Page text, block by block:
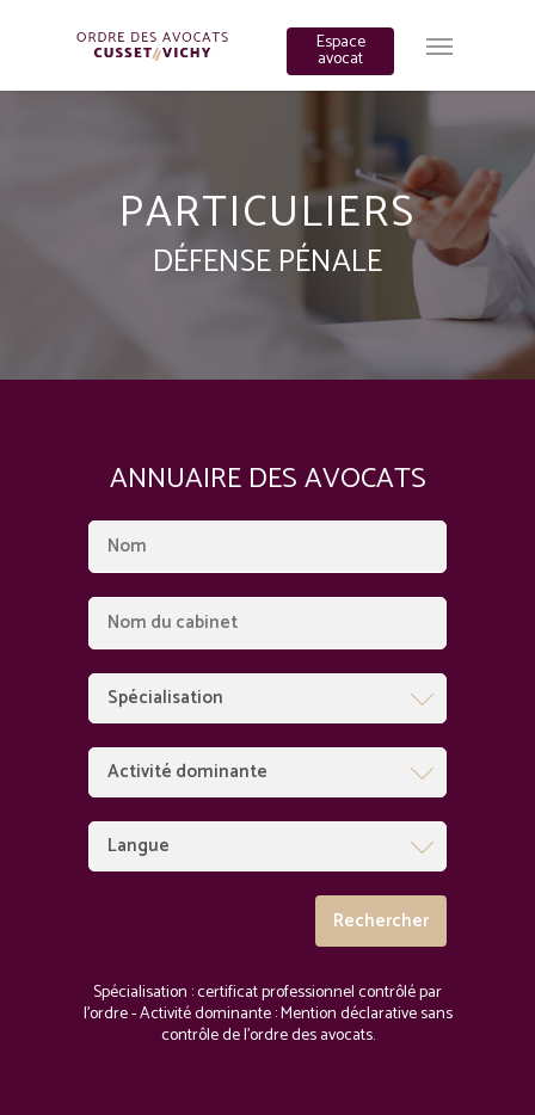
Espace
avocat
PARTICULIERS
DÉFENSE PÉNALE
ANNUAIRE DES AVOCATS
Spécialisation : certificat professionnel contrôlé par
l'ordre - Activité dominante : Mention déclarative sans
contrôle de l'ordre des avocats.